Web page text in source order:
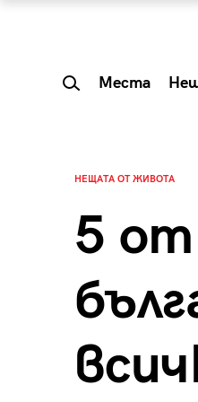
Места
НЕЩАТА ОТ ЖИВОТА
5